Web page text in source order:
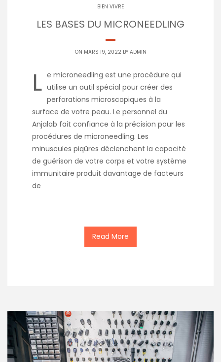
BIEN VIVRE
LES BASES DU MICRONEEDLING
ON MARS 19, 2022 BY ADMIN
L e microneedling est une procédure qui
utilise un outil spécial pour créer des
perforations microscopiques à la
surface de votre peau. Le personnel du
Anjalab fait confiance à la précision pour les
procédures de microneedling. Les
minuscules piqûres déclenchent la capacité
de guérison de votre corps et votre système
immunitaire produit davantage de facteurs
de
Read More